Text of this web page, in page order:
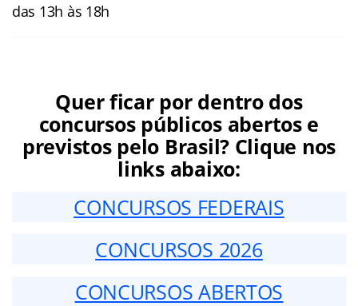
das 13h às 18h
Quer ficar por dentro dos
concursos públicos abertos e
previstos pelo Brasil? Clique nos
links abaixo:
CONCURSOS FEDERAIS
CONCURSOS 2026
CONCURSOS ABERTOS